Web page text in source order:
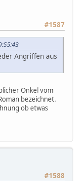
#1587
Angriffen aus
Onkel vom
bezeichnet.
ob etwas
#1588